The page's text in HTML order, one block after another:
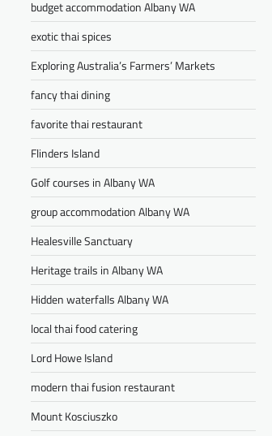
budget accommodation Albany WA
exotic thai spices
Exploring Australia’s Farmers’ Markets
fancy thai dining
favorite thai restaurant
Flinders Island
Golf courses in Albany WA
group accommodation Albany WA
Healesville Sanctuary
Heritage trails in Albany WA
Hidden waterfalls Albany WA
local thai food catering
Lord Howe Island
modern thai fusion restaurant
Mount Kosciuszko